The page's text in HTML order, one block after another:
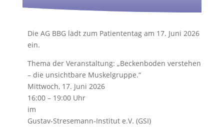
Die AG BBG lädt zum Patiententag am 17. Juni 2026
ein.
Thema der Veranstaltung: „Beckenboden verstehen
– die unsichtbare Muskelgruppe.“
Mittwoch, 17. Juni 2026
16:00 – 19:00 Uhr
im
Gustav-Stresemann-Institut e.V. (GSI)